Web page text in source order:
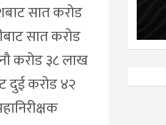
सात करोड
सात करोड
करोड ३८ लाख
दुई करोड ४२